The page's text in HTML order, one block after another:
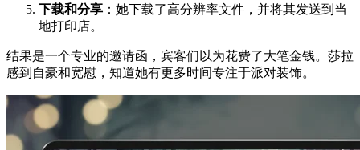
下载和分享 ：她下载了高分辨率文件，并将其发送到当
地打印店。
结果是一个专业的邀请函，宾客们以为花费了大笔金钱。莎拉
感到自豪和宽慰，知道她有更多时间专注于派对装饰。